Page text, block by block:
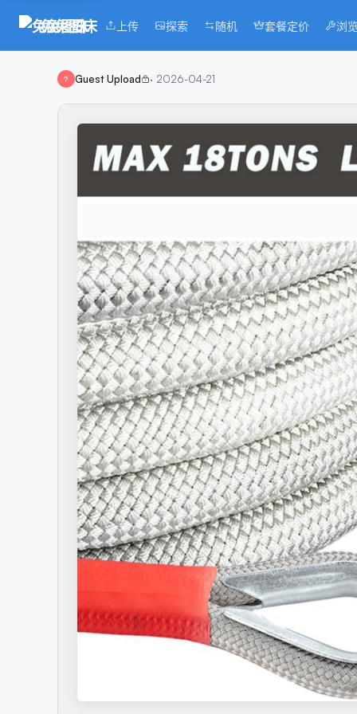
兔兔图床 上传 探索 随机 套餐定价 浏
? Guest Upload · 2026-04-21